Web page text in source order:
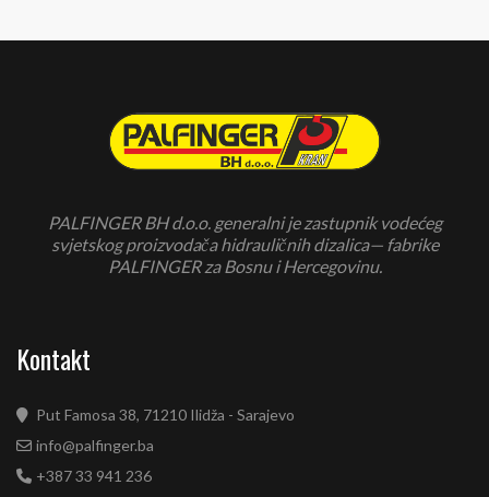
PALFINGER BH d.o.o. generalni je zastupnik vodećeg
svjetskog proizvodača hidrauličnih dizalica— fabrike
PALFINGER za Bosnu i Hercegovinu.
Kontakt
Put Famosa 38, 71210 Ilidža - Sarajevo
info@palfinger.ba
+387 33 941 236